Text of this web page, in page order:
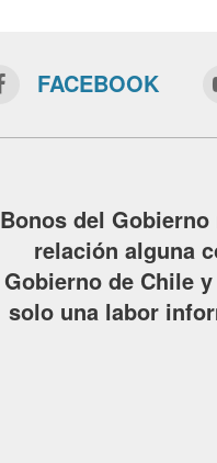
FACEBOOK
Bonos del Gobierno
relación alguna
Gobierno de Chile
solo una labor